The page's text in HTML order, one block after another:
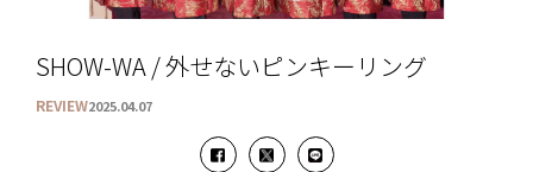
SHOW-WA / 外せないピンキーリング
REVIEW2025.04.07